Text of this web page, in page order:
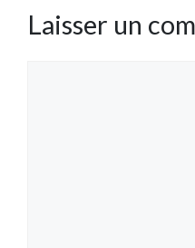
Laisser un